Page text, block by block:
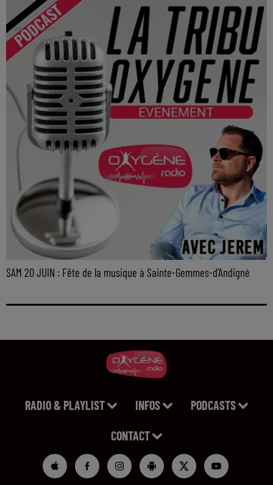
SAM 20 JUIN : Fête de la musique à Sainte-Gemmes-d’Andigné
RADIO & PLAYLIST INFOS PODCASTS
CONTACT